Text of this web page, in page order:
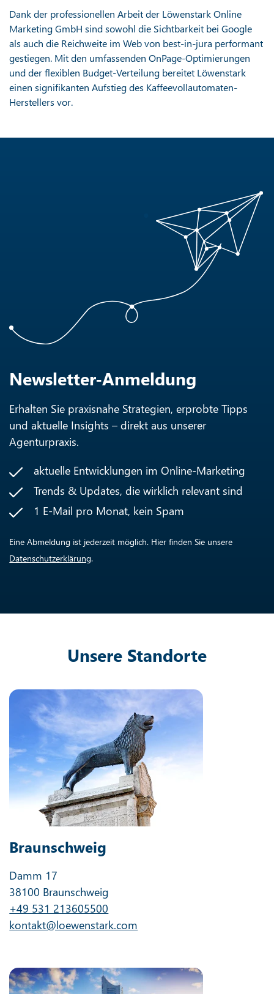
Dank der professionellen Arbeit der Löwenstark Online
Marketing GmbH sind sowohl die Sichtbarkeit bei Google
als auch die Reichweite im Web von best-in-jura performant
gestiegen. Mit den umfassenden OnPage-Optimierungen
und der flexiblen Budget-Verteilung bereitet Löwenstark
einen signifikanten Aufstieg des Kaffeevollautomaten-
Herstellers vor.
Newsletter-Anmeldung
Erhalten Sie praxisnahe Strategien, erprobte Tipps
und aktuelle Insights – direkt aus unserer
Agenturpraxis.
aktuelle Entwicklungen im Online-Marketing
Trends & Updates, die wirklich relevant sind
1 E-Mail pro Monat, kein Spam
Eine Abmeldung ist jederzeit möglich. Hier finden Sie unsere
Datenschutzerklärung.
Unsere Standorte
Braunschweig
Damm 17
38100 Braunschweig
+49 531 213605500
kontakt@loewenstark.com